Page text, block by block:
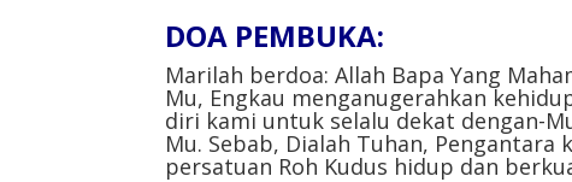
DOA PEMBUKA:
Marilah berdoa: Allah Bapa Yang
Mu, Engkau menganugerahkan
diri kami untuk selalu dekat dengan-
Mu. Sebab, Dialah Tuhan,
persatuan Roh Kudus hidup dan